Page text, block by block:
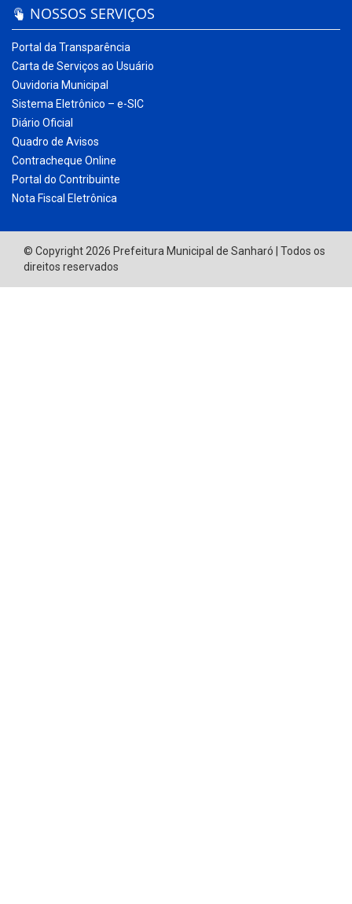
NOSSOS SERVIÇOS
Portal da Transparência
Carta de Serviços ao Usuário
Ouvidoria Municipal
Sistema Eletrônico – e-SIC
Diário Oficial
Quadro de Avisos
Contracheque Online
Portal do Contribuinte
Nota Fiscal Eletrônica
© Copyright 2026 Prefeitura Municipal de Sanharó | Todos os
direitos reservados